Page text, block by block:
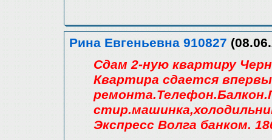
Рина Евгеньевна 910827
Сдам 2-ную квартиру
Квартира сдается
Экспресс Волга банком.